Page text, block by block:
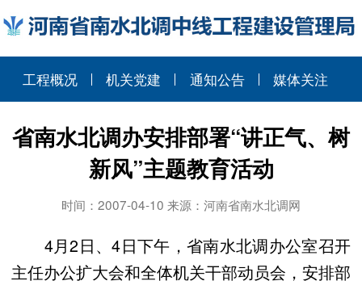
工程概况 机关党建 通知公告 媒体关注
省南水北调办安排部署“讲正气、树
新风”主题教育活动
时间：2007-04-10 来源：河南省南水北调网
4月2日、4日下午，省南水北调办公室召开
主任办公扩大会和全体机关干部动员会，安排部